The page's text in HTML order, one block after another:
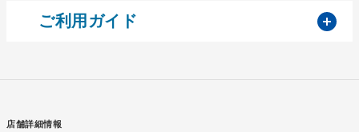
ご利用ガイド
店舗詳細情報